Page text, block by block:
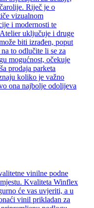
Riječ je o
vizualnom
i modernosti te
uključuje i druge
biti izrađen, poput
to odlučite li se za
mogućnost, očekuje
prodaja parketa
koliko je važno
ona najbolje odolijeva
vinilne podne
Kvaliteta Winflex
će vas uvjeriti, a u
vinil prikladan za